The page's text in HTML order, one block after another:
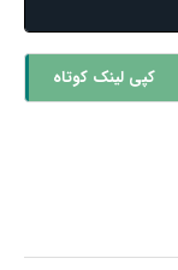
کپی لینک کوتاه